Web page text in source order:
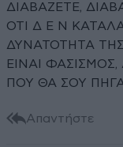
ΔΙΑΒΑΖΕΤΕ,
ΟΤΙ Δ Ε Ν
ΔΥΝΑΤΟΤΗΤΑ
ΕΙΝΑΙ
ΠΟΥ ΘΑ ΣΟΥ
Απαντήστε